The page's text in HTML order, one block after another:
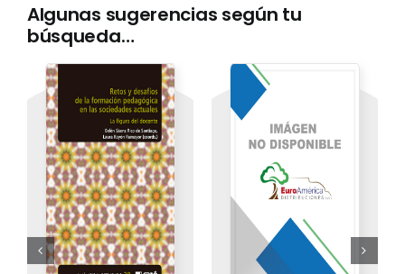
Algunas sugerencias según tu
búsqueda…